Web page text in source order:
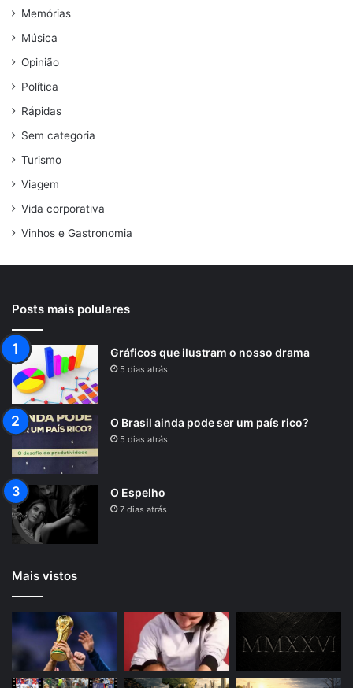
Memórias
Música
Opinião
Política
Rápidas
Sem categoria
Turismo
Viagem
Vida corporativa
Vinhos e Gastronomia
Posts mais polulares
Gráficos que ilustram o nosso drama
5 dias atrás
O Brasil ainda pode ser um país rico?
5 dias atrás
O Espelho
7 dias atrás
Mais vistos